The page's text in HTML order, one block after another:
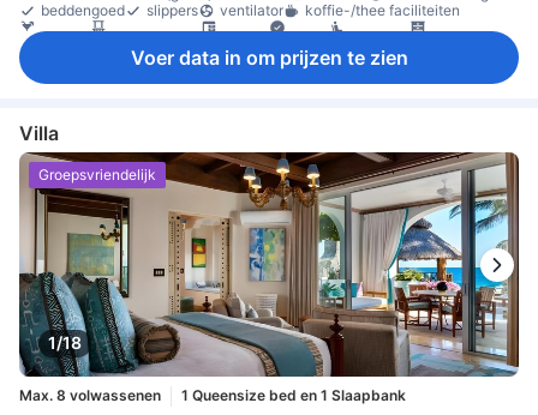
beddengoed
slippers ventilator
koffie-/thee faciliteiten
Voer data in om prijzen te zien
Villa
1/18
Groepsvriendelijk
Max. 8 volwassenen
1 Queensize bed en 1 Slaapbank